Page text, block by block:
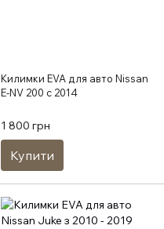
Килимки EVA для авто Nissan
E-NV 200 c 2014
1 800 грн
Купити